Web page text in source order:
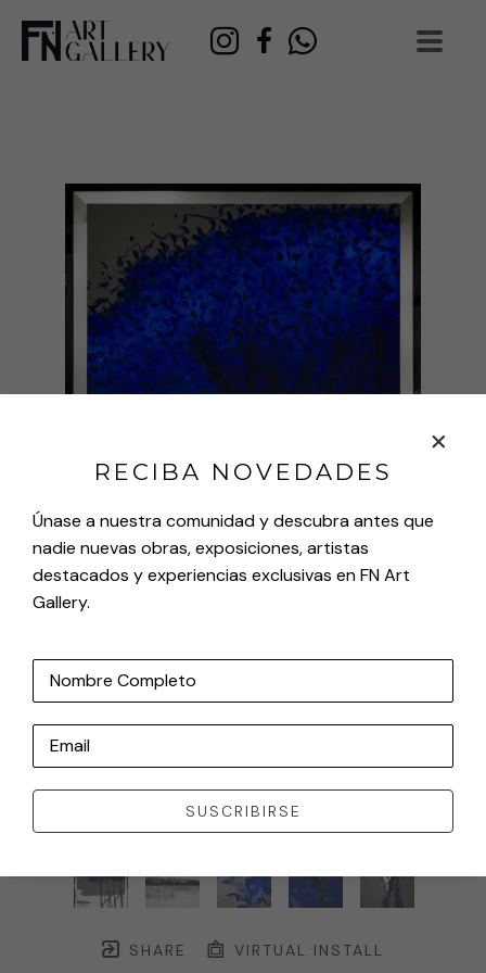
SHARE VIRTUAL INSTALL
RECIBA NOVEDADES
Únase a nuestra comunidad y descubra antes que
nadie nuevas obras, exposiciones, artistas
destacados y experiencias exclusivas en FN Art
Gallery.
Nombre Completo
Email
SUSCRIBIRSE